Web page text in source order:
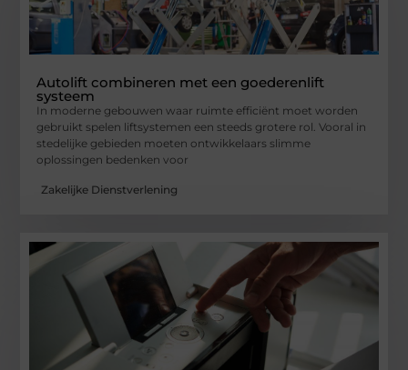
Autolift combineren met een goederenlift
systeem
In moderne gebouwen waar ruimte efficiënt moet worden
gebruikt spelen liftsystemen een steeds grotere rol. Vooral in
stedelijke gebieden moeten ontwikkelaars slimme
oplossingen bedenken voor
Zakelijke Dienstverlening